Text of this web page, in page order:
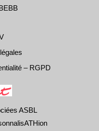
– RGPD
ASBL